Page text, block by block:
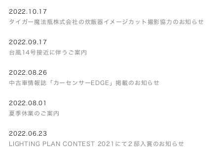
2022.10.17
タイガー魔法瓶株式会社の炊飯器イメージカット撮影協力のお知らせ
2022.09.17
台風14号接近に伴うご案内
2022.08.26
中古車情報誌「カーセンサーEDGE」掲載のお知らせ
2022.08.01
夏季休業のご案内
2022.06.23
LIGHTING PLAN CONTEST 2021にて２邸入賞のお知らせ